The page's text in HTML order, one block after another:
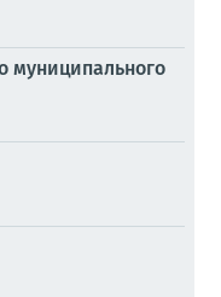
муниципального